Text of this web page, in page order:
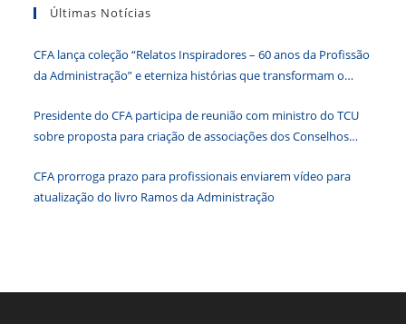
Últimas Notícias
CFA lança coleção “Relatos Inspiradores – 60 anos da Profissão
da Administração” e eterniza histórias que transformam o
Presidente do CFA participa de reunião com ministro do TCU
sobre proposta para criação de associações dos Conselhos
CFA prorroga prazo para profissionais enviarem vídeo para
atualização do livro Ramos da Administração